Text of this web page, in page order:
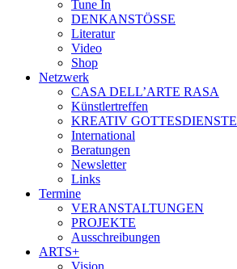
Tune In
DENKANSTÖSSE
Literatur
Video
Shop
Netzwerk
CASA DELL’ARTE RASA
Künstlertreffen
KREATIV GOTTESDIENSTE
International
Beratungen
Newsletter
Links
Termine
VERANSTALTUNGEN
PROJEKTE
Ausschreibungen
ARTS+
Vision